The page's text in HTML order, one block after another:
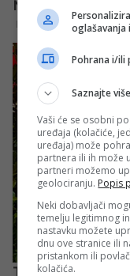
oglašavanja
Pohrana i/ili
Saznajte više
Vaši će se osobni
uređaja (kolačiće,
uređaja) može
partnera ili ih može
partneri možemo
geolociranju. Popis
Neki dobavljači
temelju legitimnog
nastavku možete
dnu ove stranice ili
pristankom ili
kolačića.